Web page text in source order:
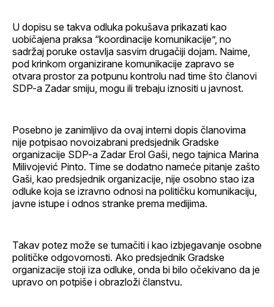
U dopisu se takva odluka pokušava prikazati kao
uobičajena praksa “koordinacije komunikacije”, no
sadržaj poruke ostavlja sasvim drugačiji dojam. Naime,
pod krinkom organizirane komunikacije zapravo se
otvara prostor za potpunu kontrolu nad time što članovi
SDP-a Zadar smiju, mogu ili trebaju iznositi u javnost.
Posebno je zanimljivo da ovaj interni dopis članovima
nije potpisao novoizabrani predsjednik Gradske
organizacije SDP-a Zadar Erol Gaši, nego tajnica Marina
Milivojević Pinto. Time se dodatno nameće pitanje zašto
Gaši, kao predsjednik organizacije, nije osobno stao iza
odluke koja se izravno odnosi na političku komunikaciju,
javne istupe i odnos stranke prema medijima.
Takav potez može se tumačiti i kao izbjegavanje osobne
političke odgovornosti. Ako predsjednik Gradske
organizacije stoji iza odluke, onda bi bilo očekivano da je
upravo on potpiše i obrazloži članstvu.